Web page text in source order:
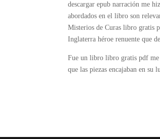
descargar epub narración me
abordados en el libro son
Misterios de Curas libro gratis
Inglaterra héroe renuente que
Fue un libro libro gratis pdf me
que las piezas encajaban en